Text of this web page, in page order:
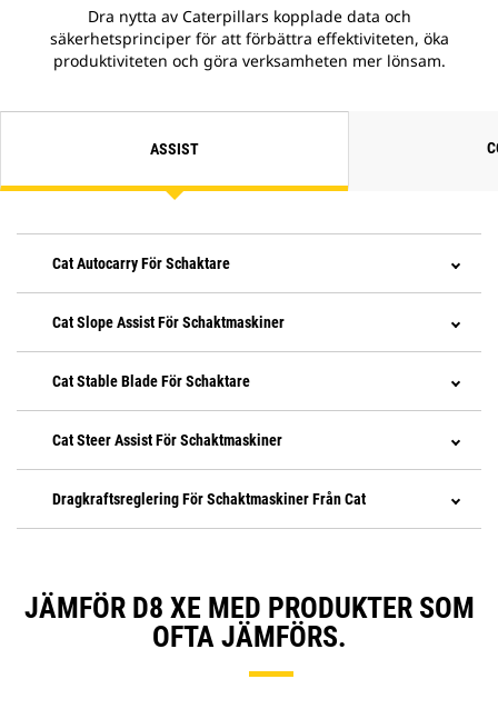
Dra nytta av Caterpillars kopplade data och
säkerhetsprinciper för att förbättra effektiviteten, öka
produktiviteten och göra verksamheten mer lönsam.
ASSIST
Cat Autocarry För Schaktare
Cat Slope Assist För Schaktmaskiner
Cat Stable Blade För Schaktare
Cat Steer Assist För Schaktmaskiner
Dragkraftsreglering För Schaktmaskiner Från Cat
JÄMFÖR D8 XE MED PRODUKTER SOM
OFTA JÄMFÖRS.